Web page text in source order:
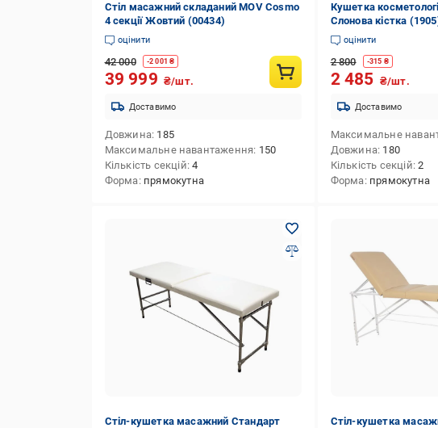
Стіл масажний складаний MOV Cosmo
4 секції Жовтий (00434)
оцінити
42 000 -2 001 ₴
39 999 ₴/шт.
Доставимо
Довжина 185
Максимальне навантаження 150
Кількість секцій 4
Форма прямокутна
Кушетка
Слонова кістка
оцінити
2 800 -315 ₴
2 485 ₴/шт.
Доставимо
Максимальне
Довжина 180
Кількість секцій 2
Форма прямокутна
Стіл-кушетка масажний Стандарт
Стіл-кушетка